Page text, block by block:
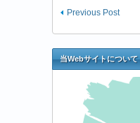
Previous Post
当Webサイトについて